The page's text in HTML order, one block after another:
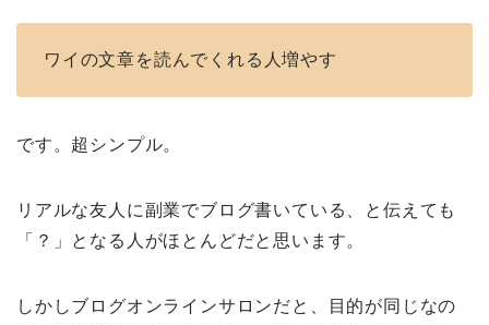
ワイの文章を読んでくれる人増やす
です。超シンプル。
リアルな友人に副業でブログ書いている、と伝えても
「？」となる人がほとんどだと思います。
しかしブログオンラインサロンだと、目的が同じなの